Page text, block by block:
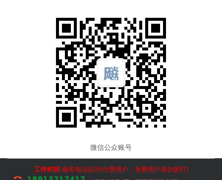
重庆市石材厂
XXXXX沙场
XXX涂料
陶瓷瓷砖地砖送货调拨单
湖州XX防水材料有限公司
河北XXX建材有限公司送货单
常熟市xx防火板销售单
深圳市五金建材有限公司
上海XXX新型建材有限公司
唐山XXX钢管收款收据
深圳XXX灯饰送货单
山东XXX新型建材有限责任公司发货单
无锡XXX不锈钢有限公司销售单
XXX铜业有限公司送货单
XXX不锈钢材料销售清单
XXX五金电镀厂送货单
微信公众账号
工作时间服务电话(仅对付费用户，免费用户请勿拨打)